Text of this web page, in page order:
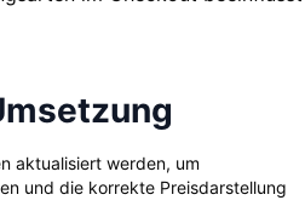
aktualisiert werden, um
und die korrekte Preisdarstellung